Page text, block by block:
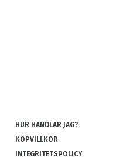
HUR HANDLAR JAG?
KÖPVILLKOR
INTEGRITETSPOLICY